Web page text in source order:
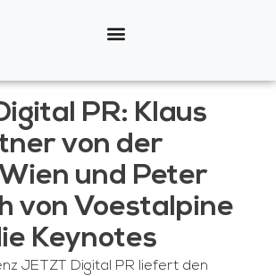
PR: Klaus
von der
und Peter
von Voestalpine
Keynotes
JETZT Digital PR liefert den